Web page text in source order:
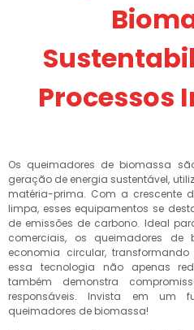
Processos
Os queimadores de biomassa
geração de energia sustentável,
matéria-prima. Com a crescente
limpa, esses equipamentos se
de emissões de carbono. Ideal
comerciais, os queimadores
economia circular,
essa tecnologia não apenas
também demonstra
responsáveis. Invista em um
queimadores de biomassa!